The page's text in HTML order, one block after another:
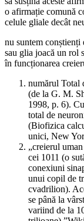
o afirmație comună
celule gliale decât
nu suntem conștienți
sau glia joacă un rol
în funcționarea
numărul Total
(de la G. M.
1998, p. 6).
total de
(Biofizica
unici, New
„creierul
cei 1011 (o
conexiuni
unui copil de
cvadrilion).
se până la
variind de la